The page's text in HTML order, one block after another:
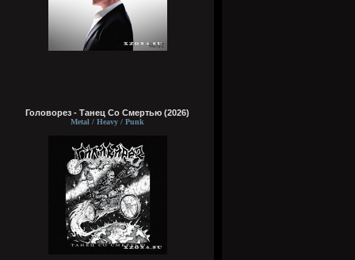
Головорез - Tанец Со Смертью (2026)
Metal / Heavy / Punk